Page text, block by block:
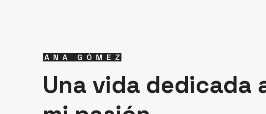
ANA GÓMEZ
Una vida dedicada